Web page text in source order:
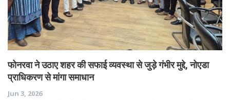
फोनरवा ने उठाए शहर की सफाई व्यवस्था से जुड़े गंभीर मुद्दे, नोएडा
प्राधिकरण से मांगा समाधान
Jun 3, 2026